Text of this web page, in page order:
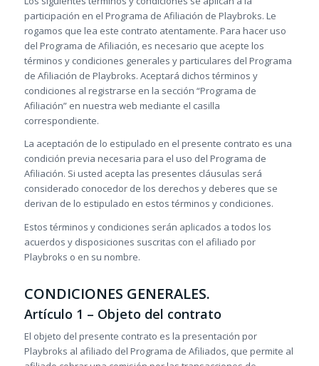
participación en el Programa de Afiliación de Playbroks. Le
rogamos que lea este contrato atentamente. Para hacer uso
del Programa de Afiliación, es necesario que acepte los
términos y condiciones generales y particulares del Programa
de Afiliación de Playbroks. Aceptará dichos términos y
condiciones al registrarse en la sección “Programa de
Afiliación” en nuestra web mediante el casilla
correspondiente.
La aceptación de lo estipulado en el presente contrato es una
condición previa necesaria para el uso del Programa de
Afiliación. Si usted acepta las presentes cláusulas será
considerado conocedor de los derechos y deberes que se
derivan de lo estipulado en estos términos y condiciones.
Estos términos y condiciones serán aplicados a todos los
acuerdos y disposiciones suscritas con el afiliado por
Playbroks o en su nombre.
CONDICIONES GENERALES.
Artículo 1 – Objeto del contrato
El objeto del presente contrato es la presentación por
Playbroks al afiliado del Programa de Afiliados, que permite al